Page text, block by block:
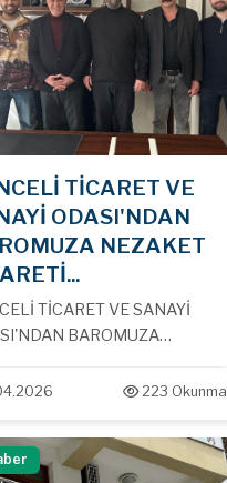
TİCARET VE
ODASI'NDAN
NEZAKET
TİCARET VE SANAYİ
BAROMUZA
223 Okunma